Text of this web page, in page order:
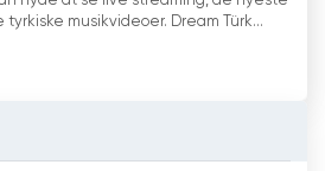
musikvideoer. Dream Türk...